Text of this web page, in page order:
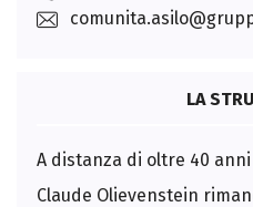
LA
A distanza di oltre 40
Claude Olievenstein